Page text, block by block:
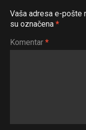
Vaša adresa e-pošte
su označena *
Komentar *